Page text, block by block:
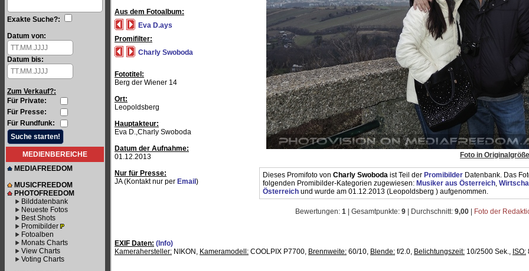
Exakte Suche?:
Datum von:
Datum bis:
Zum Verkauf?:
Für Private:
Für Presse:
Für Rundfunk:
MEDIENBEREICHE
MEDIAFREEDOM
MUSICFREEDOM
PHOTOFREEDOM
Bilddatenbank
Neueste Fotos
Best Shots
Promibilder
Fotoalben
Monats Charts
View Charts
Voting Charts
Aus dem Fotoalbum:
Eva D.ays
Promifilter:
Charly Swoboda
Fototitel:
Berg der Wiener 14
Ort:
Leopoldsberg
Hauptakteur:
Eva D.,Charly Swoboda
Datum der Aufnahme:
01.12.2013
Nur für Presse:
JA (Kontakt nur per Email )
Foto in
Dieses Promifoto von Charly Swoboda ist Teil der Promibilder Datenbank. Das
folgenden Promibilder-Kategorien zugewiesen: Musiker aus Österreich,
Österreich und wurde am 01.12.2013 (Leopoldsberg ) aufgenommen.
Bewertungen: 1 | Gesamtpunkte: 9 | Durchschnitt: 9,00 Foto der
EXIF Daten: (Info)
Kamerahersteller: NIKON, Kameramodell: COOLPIX P7700, Brennweite: 60/10, Blende: f/2.0, Belichtungszeit: 10/2500 Sek., ISO: